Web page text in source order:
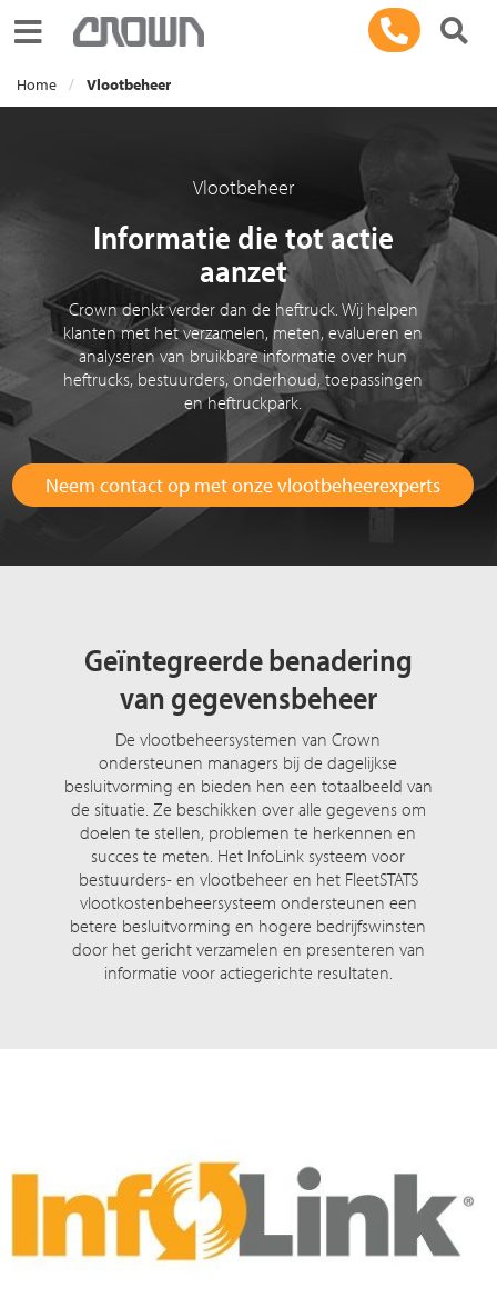
Toggle navigation
Home Vlootbeheer
Vlootbeheer
Informatie die tot actie
aanzet
Crown denkt verder dan de heftruck. Wij helpen
klanten met het verzamelen, meten, evalueren en
analyseren van bruikbare informatie over hun
heftrucks, bestuurders, onderhoud, toepassingen
en heftruckpark.
Neem contact op met onze vlootbeheerexperts
Geïntegreerde benadering
van gegevensbeheer
De vlootbeheersystemen van Crown
ondersteunen managers bij de dagelijkse
besluitvorming en bieden hen een totaalbeeld van
de situatie. Ze beschikken over alle gegevens om
doelen te stellen, problemen te herkennen en
succes te meten. Het InfoLink systeem voor
bestuurders- en vlootbeheer en het FleetSTATS
vlootkostenbeheersysteem ondersteunen een
betere besluitvorming en hogere bedrijfswinsten
door het gericht verzamelen en presenteren van
informatie voor actiegerichte resultaten.